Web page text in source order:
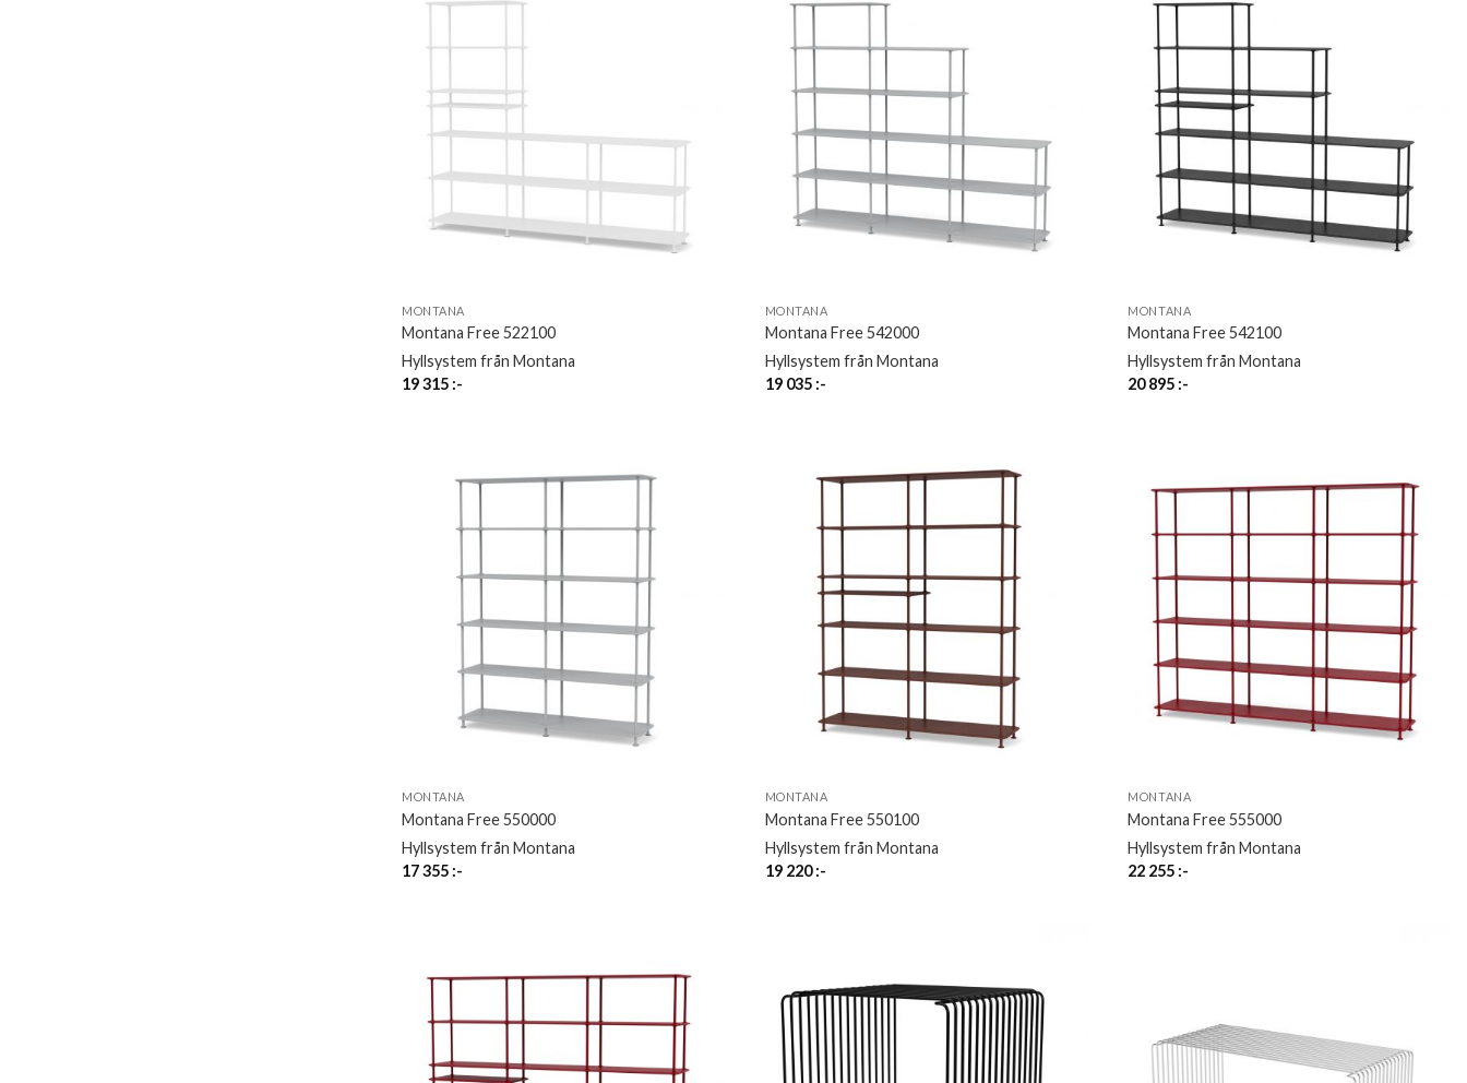
MONTANA
Montana Free 522100
Hyllsystem från Montana
19 315 :-
MONTANA
Montana Free 542000
Hyllsystem från Montana
19 035 :-
MONTANA
Montana Free 542100
Hyllsystem från Montana
20 895 :-
MONTANA
Montana Free 550000
Hyllsystem från Montana
17 355 :-
MONTANA
Montana Free 550100
Hyllsystem från Montana
19 220:-
MONTANA
Montana Free 555000
Hyllsystem från Montana
22 255 :-